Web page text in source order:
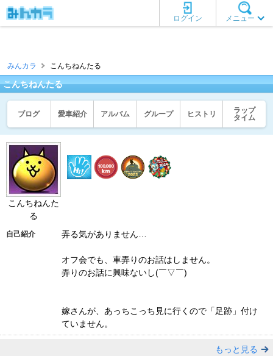
メニュー
ログイン
みんカラ こんちねんたる
こんちねんたる
ブログ 愛車紹介 アルバム グループ ヒストリ
ラップ
タイム
こんちねんた
る
自己紹介 弄る気がありません…
オフ会でも、車弄りのお話はしません。
弄りのお話に興味ないし(￣▽￣)
嫁さんが、あっちこっち見に行くので「足跡」付け
ていません。
もっと見る